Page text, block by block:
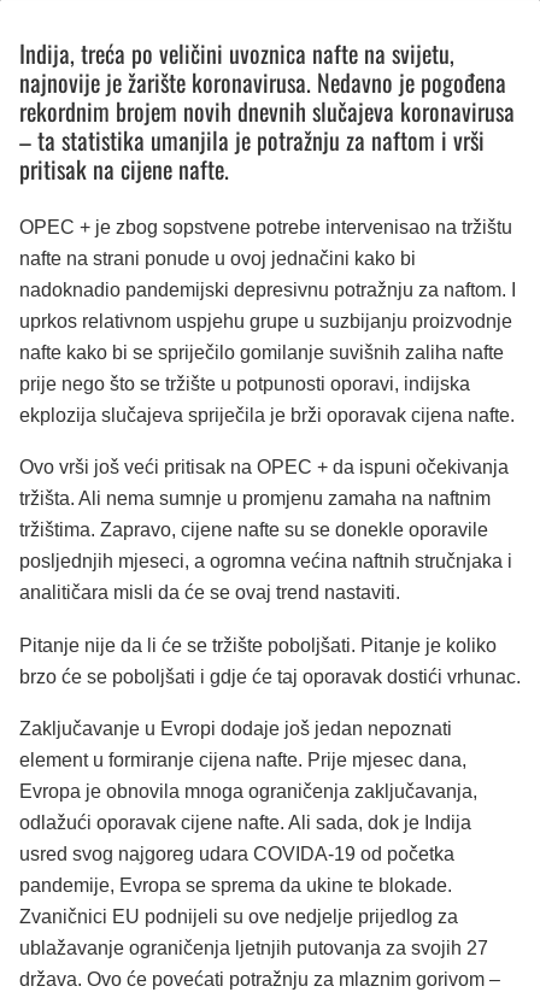
Indija, treća po veličini uvoznica nafte na svijetu,
najnovije je žarište koronavirusa. Nedavno je pogođena
rekordnim brojem novih dnevnih slučajeva koronavirusa
– ta statistika umanjila je potražnju za naftom i vrši
pritisak na cijene nafte.
OPEC + je zbog sopstvene potrebe intervenisao na tržištu
nafte na strani ponude u ovoj jednačini kako bi
nadoknadio pandemijski depresivnu potražnju za naftom. I
uprkos relativnom uspjehu grupe u suzbijanju proizvodnje
nafte kako bi se spriječilo gomilanje suvišnih zaliha nafte
prije nego što se tržište u potpunosti oporavi, indijska
ekplozija slučajeva spriječila je brži oporavak cijena nafte.
Ovo vrši još veći pritisak na OPEC + da ispuni očekivanja
tržišta. Ali nema sumnje u promjenu zamaha na naftnim
tržištima. Zapravo, cijene nafte su se donekle oporavile
posljednjih mjeseci, a ogromna većina naftnih stručnjaka i
analitičara misli da će se ovaj trend nastaviti.
Pitanje nije da li će se tržište poboljšati. Pitanje je koliko
brzo će se poboljšati i gdje će taj oporavak dostići vrhunac.
Zaključavanje u Evropi dodaje još jedan nepoznati
element u formiranje cijena nafte. Prije mjesec dana,
Evropa je obnovila mnoga ograničenja zaključavanja,
odlažući oporavak cijene nafte. Ali sada, dok je Indija
usred svog najgoreg udara COVIDA-19 od početka
pandemije, Evropa se sprema da ukine te blokade.
Zvaničnici EU podnijeli su ove nedjelje prijedlog za
ublažavanje ograničenja ljetnjih putovanja za svojih 27
država. Ovo će povećati potražnju za mlaznim gorivom –